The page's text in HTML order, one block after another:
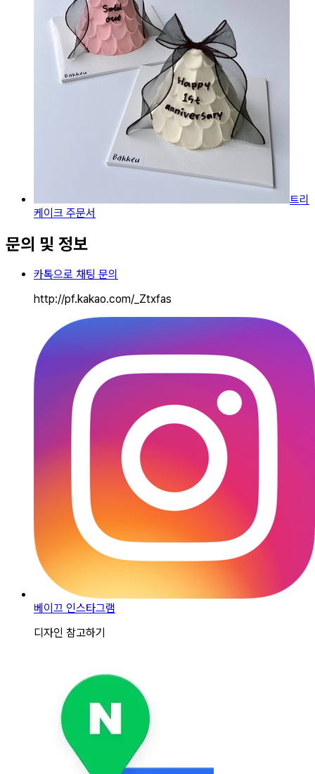
트리
케이크 주문서
문의 및 정보
카톡으로 채팅 문의
http://pf.kakao.com/_Ztxfas
베이끄 인스타그램
디자인 참고하기